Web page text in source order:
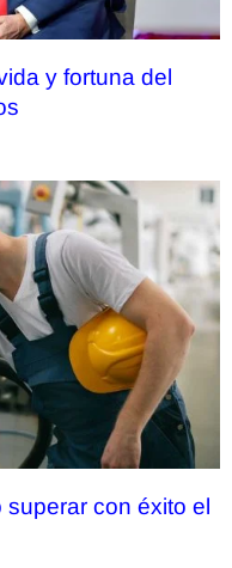
y fortuna del
con éxito el